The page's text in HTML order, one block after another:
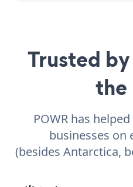
Trusted
the
POWR has
businesses on
(besides Antarctica,